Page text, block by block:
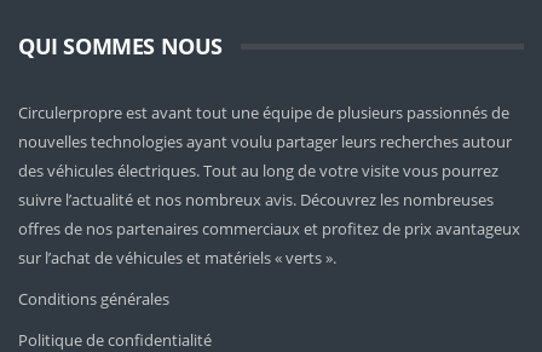
QUI SOMMES NOUS
Circulerpropre est avant tout une équipe de plusieurs passionnés de
nouvelles technologies ayant voulu partager leurs recherches autour
des véhicules électriques. Tout au long de votre visite vous pourrez
suivre l’actualité et nos nombreux avis. Découvrez les nombreuses
offres de nos partenaires commerciaux et profitez de prix avantageux
sur l’achat de véhicules et matériels « verts ».
Conditions générales
Politique de confidentialité